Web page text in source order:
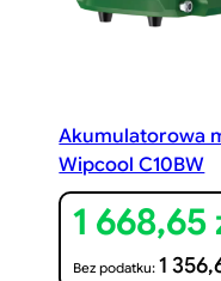
Akumulatorowa
Wipcool C10BW
1 668,65
Bez podatku: 1